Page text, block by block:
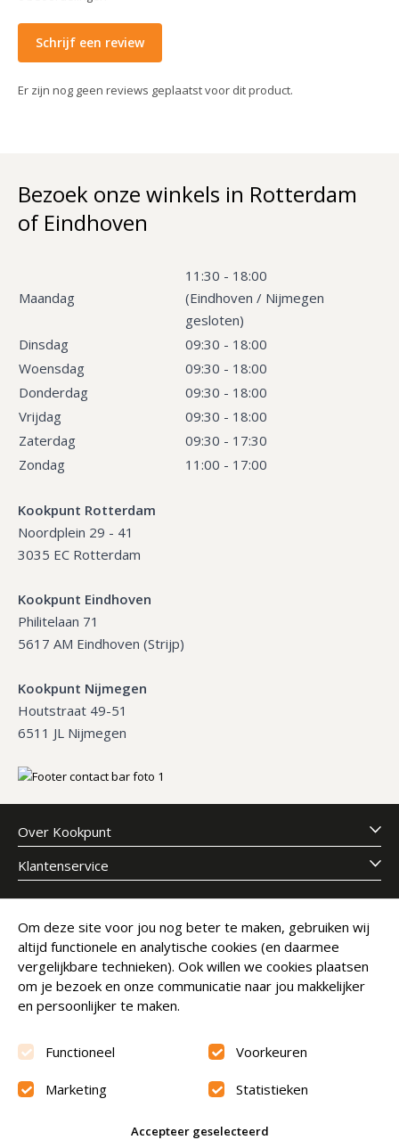
Schrijf een review
Er zijn nog geen reviews geplaatst voor dit product.
Bezoek onze winkels in Rotterdam
of Eindhoven
Maandag
11:30 - 18:00
(Eindhoven / Nijmegen
gesloten)
Dinsdag
09:30 - 18:00
Woensdag
09:30 - 18:00
Donderdag
09:30 - 18:00
Vrijdag
09:30 - 18:00
Zaterdag
09:30 - 17:30
Zondag
11:00 - 17:00
Kookpunt Rotterdam
Noordplein 29 - 41
3035 EC Rotterdam
Kookpunt Eindhoven
Philitelaan 71
5617 AM Eindhoven (Strijp)
Kookpunt Nijmegen
Houtstraat 49-51
6511 JL Nijmegen
Over Kookpunt
Klantenservice
Meld je aan voor onze nieuwsbrief
E-mailadres
Abonneer
Beoordeling9.6
Om deze site voor jou nog beter te maken, gebruiken wij
altijd functionele en analytische cookies (en daarmee
vergelijkbare technieken). Ook willen we cookies plaatsen
om je bezoek en onze communicatie naar jou makkelijker
en persoonlijker te maken.
Functioneel Voorkeuren
Marketing Statistieken
Accepteer geselecteerd